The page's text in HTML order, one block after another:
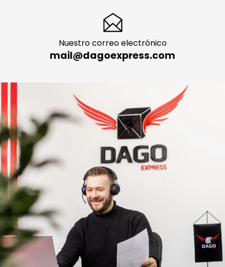
Nuestro correo electrónico
mail@dagoexpress.com